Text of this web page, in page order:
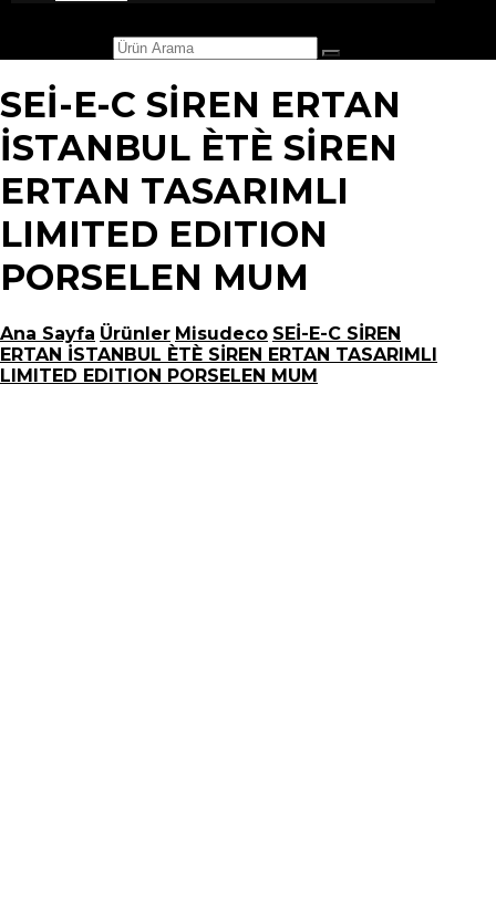
SEİ-E-C SİREN ERTAN
İSTANBUL ÈTÈ SİREN
ERTAN TASARIMLI
LIMITED EDITION
PORSELEN MUM
Ana Sayfa Ürünler Misudeco SEİ-E-C SİREN
ERTAN İSTANBUL ÈTÈ SİREN ERTAN TASARIMLI
LIMITED EDITION PORSELEN MUM